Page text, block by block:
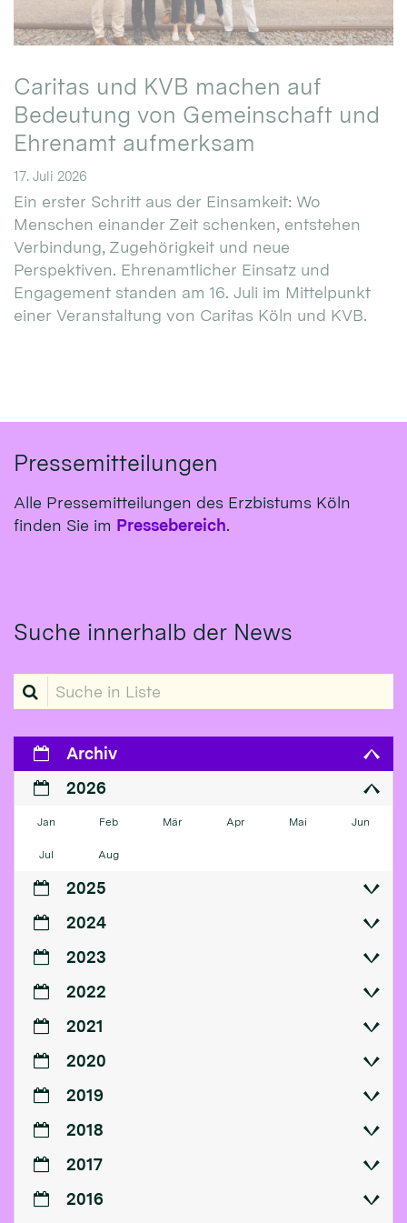
Caritas und KVB machen auf
Bedeutung von Gemeinschaft und
Ehrenamt aufmerksam
17. Juli 2026
Ein erster Schritt aus der Einsamkeit: Wo
Menschen einander Zeit schenken, entstehen
Verbindung, Zugehörigkeit und neue
Perspektiven. Ehrenamtlicher Einsatz und
Engagement standen am 16. Juli im Mittelpunkt
einer Veranstaltung von Caritas Köln und KVB.
Pressemitteilungen
Alle Pressemitteilungen des Erzbistums Köln
finden Sie im Pressebereich.
Suche innerhalb der News
Suche in Liste
Archiv
2026
Jan Feb Mär Apr Mai Jun
Jul Aug
2025
2024
2023
2022
2021
2020
2019
2018
2017
2016